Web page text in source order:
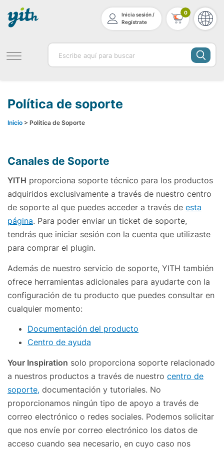
Inicia sesión /
Regístrate
0
Política de soporte
Inicio > Política de Soporte
Canales de Soporte
YITH proporciona soporte técnico para los productos
adquiridos exclusivamente a través de nuestro centro
de soporte al que puedes acceder a través de esta
página. Para poder enviar un ticket de soporte,
tendrás que iniciar sesión con la cuenta que utilizaste
para comprar el plugin.
Además de nuestro servicio de soporte, YITH también
ofrece herramientas adicionales para ayudarte con la
configuración de tu producto que puedes consultar en
cualquier momento:
Documentación del producto
Centro de ayuda
Your Inspiration solo proporciona soporte relacionado
a nuestros productos a través de nuestro centro de
soporte, documentación y tutoriales. No
proporcionamos ningún tipo de apoyo a través de
correo electrónico o redes sociales. Podemos solicitar
que nos envíe por correo electrónico los datos de
acceso cuando sea necesario, en cuyo caso nos